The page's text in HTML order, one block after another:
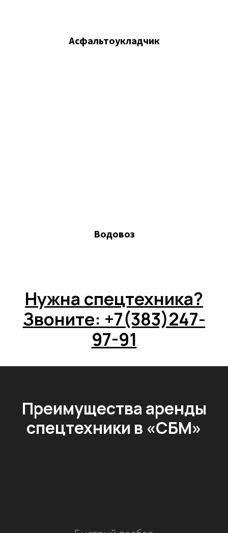
Асфальтоукладчик
Водовоз
Нужна спецтехника?
Звоните: +7(383)247-
97-91
Преимущества аренды
спецтехники в «СБМ»